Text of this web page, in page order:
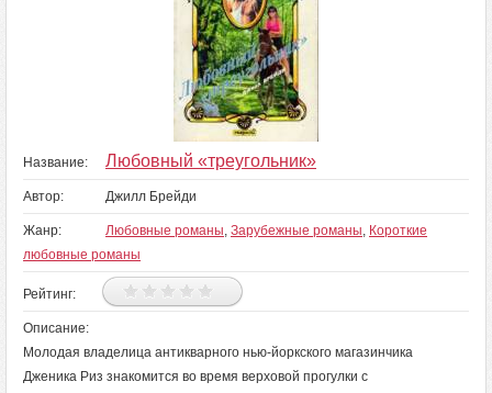
Название: Любовный «треугольник»
Автор: Джилл Брейди
Жанр: Любовные романы, Зарубежные романы, Короткие
любовные романы
Рейтинг:
Описание:
Молодая владелица антикварного нью-йоркского магазинчика
Дженика Риз знакомится во время верховой прогулки с